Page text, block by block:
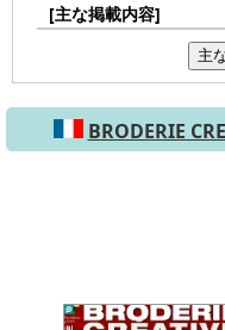
[主な掲載内容]
主
BRODERIE